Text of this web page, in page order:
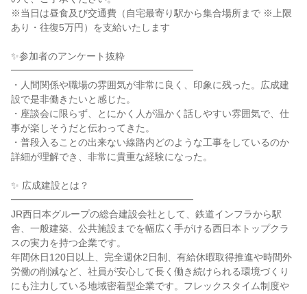
※当日は昼食及び交通費（自宅最寄り駅から集合場所まで ※上限
あり・往復5万円）を支給いたします
✨参加者のアンケート抜粋
━━━━━━━━━━━━━━━━━━━
・人間関係や職場の雰囲気が非常に良く、印象に残った。広成建
設で是非働きたいと感じた。
・座談会に限らず、とにかく人が温かく話しやすい雰囲気で、仕
事が楽しそうだと伝わってきた。
・普段入ることの出来ない線路内どのような工事をしているのか
詳細が理解でき、非常に貴重な経験になった。
✨ 広成建設とは？
━━━━━━━━━━━━━━━━━━━
JR西日本グループの総合建設会社として、鉄道インフラから駅
舎、一般建築、公共施設までを幅広く手がける西日本トップクラ
スの実力を持つ企業です。
年間休日120日以上、完全週休2日制、有給休暇取得推進や時間外
労働の削減など、社員が安心して長く働き続けられる環境づくり
にも注力している地域密着型企業です。フレックスタイム制度や